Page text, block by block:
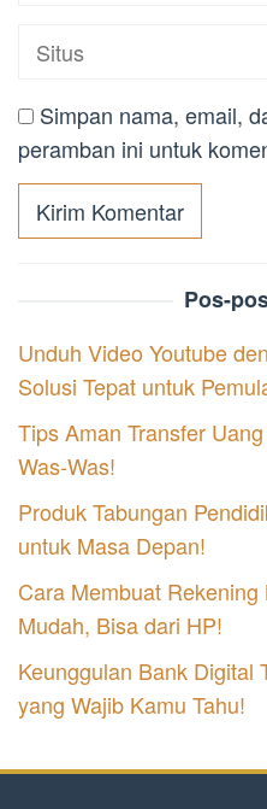
Simpan nama, email,
peramban ini untuk
Pos-
Unduh Video Youtube
Solusi Tepat untuk
Tips Aman Transfer
Was-Was!
Produk Tabungan
untuk Masa Depan!
Cara Membuat
Mudah, Bisa dari HP!
Keunggulan Bank Digital
yang Wajib Kamu Tahu!